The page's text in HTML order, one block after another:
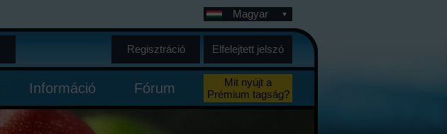
Magyar
Regisztráció Elfelejtett jelszó
Információ Fórum
Mit nyújt a
Prémium tagság?